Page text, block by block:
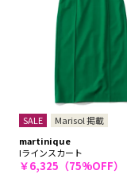
SALE
Marisol 掲載
martinique
Iラインスカート
￥6,325（75%OFF）